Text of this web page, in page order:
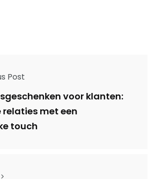
Post
voor klanten:
relaties met een
touch